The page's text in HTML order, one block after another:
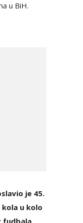
u BiH.
je 45.
u kolo
fudbala.